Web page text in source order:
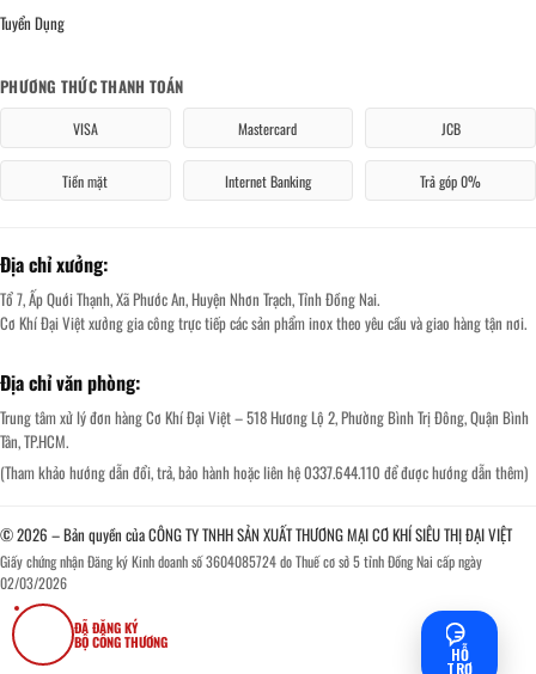
Tuyển Dụng
PHƯƠNG THỨC THANH TOÁN
VISA Mastercard JCB
Tiền mặt Internet Banking Trả góp 0%
Địa chỉ xưởng:
Tổ 7, Ấp Quới Thạnh, Xã Phước An, Huyện Nhơn Trạch, Tỉnh Đồng Nai.
Cơ Khí Đại Việt xưởng gia công trực tiếp các sản phẩm inox theo yêu cầu và giao hàng tận nơi.
Địa chỉ văn phòng:
Trung tâm xử lý đơn hàng Cơ Khí Đại Việt – 518 Hương Lộ 2, Phường Bình Trị Đông, Quận Bình
Tân, TP.HCM.
(Tham khảo hướng dẫn đổi, trả, bảo hành hoặc liên hệ 0337.644.110 để được hướng dẫn thêm)
© 2026 – Bản quyền của CÔNG TY TNHH SẢN XUẤT THƯƠNG MẠI CƠ KHÍ SIÊU THỊ ĐẠI VIỆT
Giấy chứng nhận Đăng ký Kinh doanh số 3604085724 do Thuế cơ sở 5 tỉnh Đồng Nai cấp ngày
02/03/2026
ĐÃ ĐĂNG KÝ
BỘ CÔNG THƯƠNG
HỖ
TRỢ